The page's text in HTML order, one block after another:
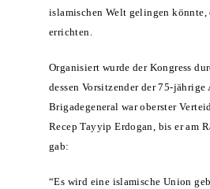
islamischen Welt gelingen
errichten.
Organisiert wurde der Kongress
dessen Vorsitzender der 75-
Brigadegeneral war oberster
Recep Tayyip Erdogan, bis er am
gab:
“Es wird eine islamische Union